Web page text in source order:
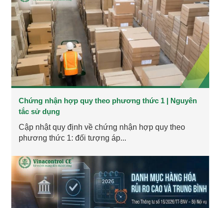
Chứng nhận hợp quy theo phương thức 1 | Nguyên
tắc sử dụng
Cập nhật quy định về chứng nhận hợp quy theo
phương thức 1: đối tượng áp...